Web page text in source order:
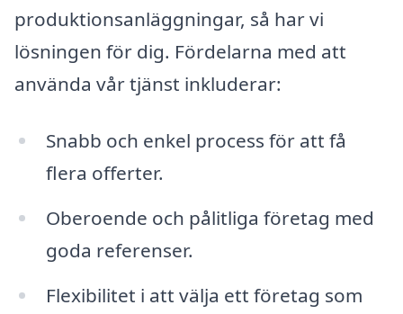
produktionsanläggningar, så har vi
lösningen för dig. Fördelarna med att
använda vår tjänst inkluderar:
Snabb och enkel process för att få
flera offerter.
Oberoende och pålitliga företag med
goda referenser.
Flexibilitet i att välja ett företag som